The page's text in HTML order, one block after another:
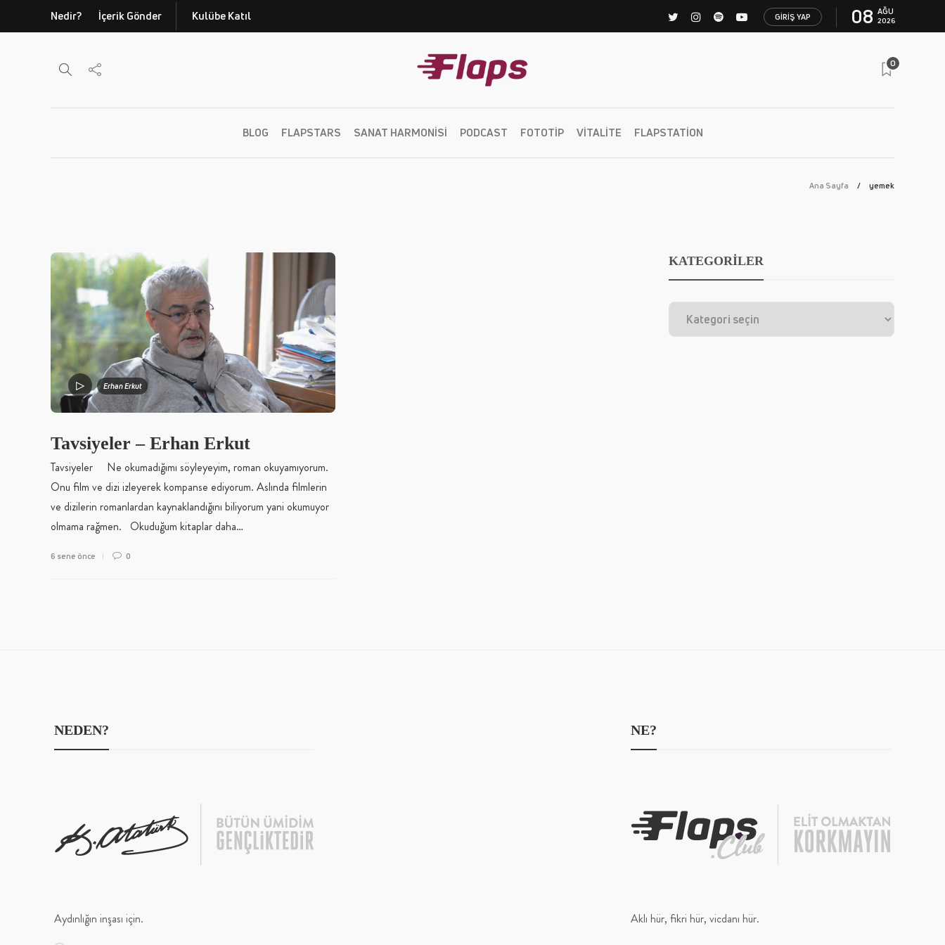
Nedir? İçerik Gönder Kulübe Katıl GIRIŞ YAP 08 AĞU
2026
0
BLOG FLAPSTARS SANAT HARMONISI PODCAST FOTOTIP VITALITE FLAPSTATION
Ana Sayfa yemek
Erhan Erkut
Tavsiyeler – Erhan Erkut
Tavsiyeler Ne okumadığımı söyleyeyim, roman okuyamıyorum.
Onu film ve dizi izleyerek kompanse ediyorum. Aslında filmlerin
ve dizilerin romanlardan kaynaklandığını biliyorum yani okumuyor
olmama rağmen. Okuduğum kitaplar daha…
6 sene önce 0
KATEGORİLER
NEDEN?
Aydınlığın inşası için.
NE?
Aklı hür, fikri hür, vicdanı hür.